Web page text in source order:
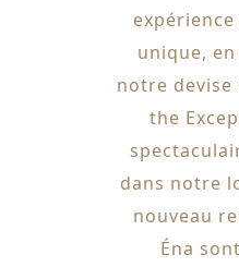
unique,
notre devise
the
dans notre
nouveau
Éna